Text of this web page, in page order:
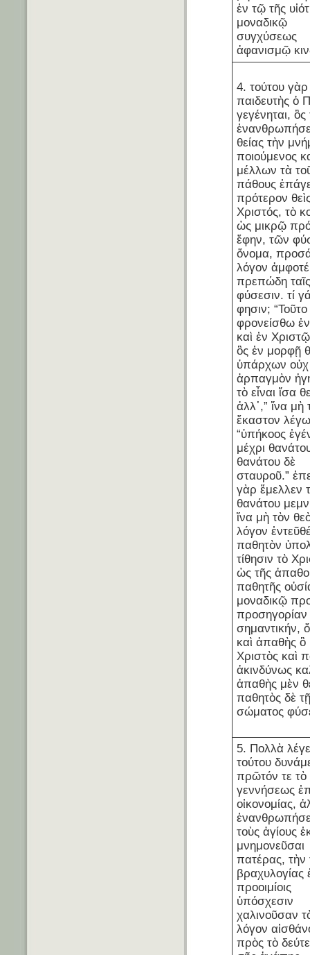
ἐν τῷ τῆς
μοναδικῷ
συγχύσεως
ἀφανισμῷ
4. τούτου γὰρ
παιδευτὴς ὁ
γεγένηται, ὃς
θείας τὴν
ποιούμενος
μέλλων τὰ
πάθους
πρότερον
Χριστός, τὸ
ὡς μικρῷ
ἔφην, τῶν
ὄνομα,
λόγον
πρεπώδη
φύσεσιν. τί
φησιν; “Τοῦτο
φρονείσθω
καὶ ἐν
ὃς ἐν μορφῇ
ὑπάρχων οὐχ
ἁρπαγμὸν
τὸ εἶναι ἴσα
ἀλλ᾽,” ἵνα μὴ
ἕκαστον
“ὑπήκοος
μέχρι
θανάτου δὲ
σταυροῦ.”
γὰρ ἔμελλεν
θανάτου
ἵνα μὴ τὸν
λόγον
παθητὸν
τίθησιν τὸ
ὡς τῆς
παθητῆς
μοναδικῷ
προσηγορίαν
σημαντικήν,
καὶ ἀπαθὴς ὃ
Χριστὸς καὶ
ἀκινδύνως
ἀπαθὴς μὲν
παθητὸς δὲ
σώματος
5. Πολλὰ
τούτου
πρῶτόν τε τὸ
γεννήσεως
οἰκονομίας,
τοὺς ἁγίους
μνημονεῦσαι
πατέρας, τὴν
βραχυλογίας
προοιμίοις
ὑπόσχεσιν
χαλινοῦσαν
λόγον
πρὸς τὸ